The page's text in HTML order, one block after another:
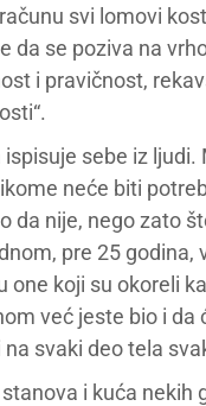
svi lomovi
da se poziva na
i pravičnost,
sebe iz ljudi.
neće biti
da nije, nego zato
pre 25 godina,
koji su okoreli
već jeste bio i da
svaki deo tela
i kuća nekih